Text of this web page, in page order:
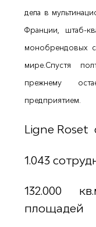
дела в
Франции, штаб-
монобрендовых
мире.Спустя
прежнему
предприятием.
Ligne Roset
1.043
132.000
площадей